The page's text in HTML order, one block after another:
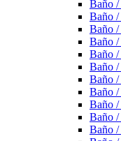
Baño
Baño
Baño
Baño
Baño
Baño
Baño
Baño
Baño
Baño
Baño